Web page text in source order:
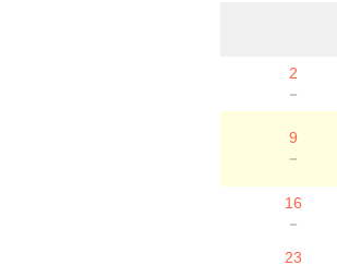
2
－
9
－
16
－
23